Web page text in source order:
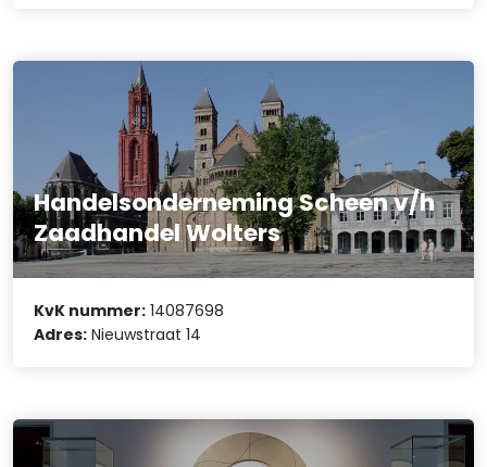
Handelsonderneming Scheen v/h
Zaadhandel Wolters
KvK nummer: 14087698
Adres: Nieuwstraat 14